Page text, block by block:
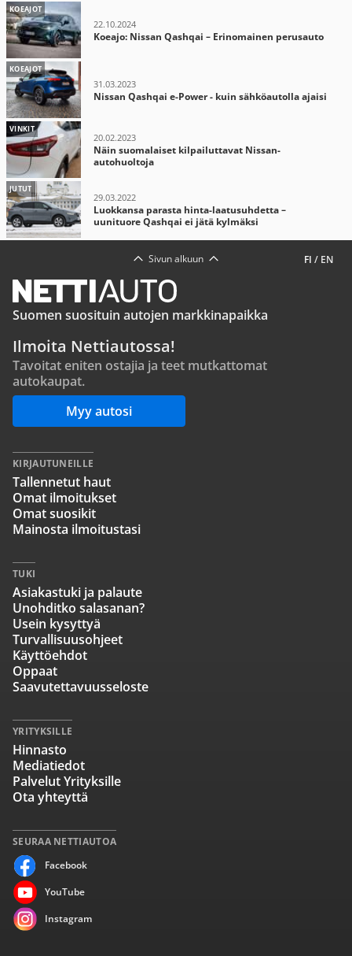
KOEAJOT
22.10.2024
Koeajo: Nissan Qashqai – Erinomainen perusauto
KOEAJOT
31.03.2023
Nissan Qashqai e-Power - kuin sähköautolla ajaisi
VINKIT
20.02.2023
Näin suomalaiset kilpailuttavat Nissan-
autohuoltoja
JUTUT
29.03.2022
Luokkansa parasta hinta-laatusuhdetta –
uunituore Qashqai ei jätä kylmäksi
FI / EN
Sivun alkuun
Suomen suosituin autojen markkinapaikka
Ilmoita Nettiautossa!
Tavoitat eniten ostajia ja teet mutkattomat
autokaupat.
Myy autosi
SEURAA NETTIAUTOA
Facebook
YouTube
Instagram
KIRJAUTUNEILLE
Tallennetut haut
Omat ilmoitukset
Omat suosikit
Mainosta ilmoitustasi
TUKI
Asiakastuki ja palaute
Unohditko salasanan?
Usein kysyttyä
Turvallisuusohjeet
Käyttöehdot
Oppaat
Saavutettavuusseloste
YRITYKSILLE
Hinnasto
Mediatiedot
Palvelut Yrityksille
Ota yhteyttä